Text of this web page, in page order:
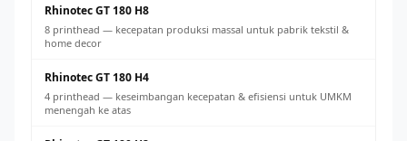
Rhinotec GT 180 H8
8 printhead — kecepatan produksi massal untuk pabrik tekstil &
home decor
Rhinotec GT 180 H4
4 printhead — keseimbangan kecepatan & efisiensi untuk UMKM
menengah ke atas